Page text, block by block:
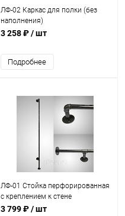
ЛФ-02 Каркас для полки (без
наполнения)
3 258 ₽/ шт
Подробнее
ЛФ-01 Стойка перфорированная
с креплением к стене
3 799 ₽/ шт